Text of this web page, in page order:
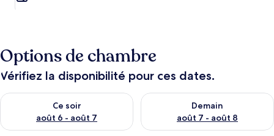
Options de chambre
Vérifiez la disponibilité pour ces dates.
Ce soir
août 6 - août 7
Vérifier la disponibilité pour ce soir août 6 - août 7
Demain
août 7 - août 8
Vérifier la disponibilité pour